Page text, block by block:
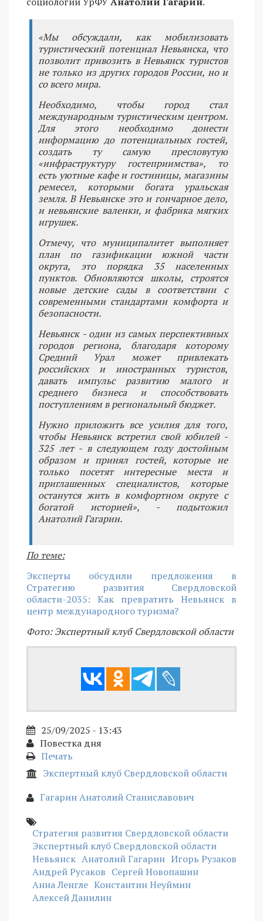
«Мы обсуждали, как мобилизовать
туристический потенциал Невьянска, что
позволит привозить в Невьянск туристов
не только из других городов России, но и
со всего мира.
Необходимо, чтобы город стал
международным туристическим центром.
Для этого необходимо донести
информацию до потенциальных гостей,
создать ту самую пресловутую
«инфраструктуру гостеприимства», то
есть уютные кафе и гостиницы, магазины
ремесел, которыми богата уральская
земля. В Невьянске это и гончарное дело,
и невьянские валенки, и фабрика мягких
игрушек.
Отмечу, что муниципалитет выполняет
план по газификации южной части
округа, это порядка 35 населенных
пунктов. Обновляются школы, строятся
новые детские сады в соответствии с
современными стандартами комфорта и
безопасности.
Невьянск - один из самых перспективных
городов региона, благодаря которому
Средний Урал может привлекать
российских и иностранных туристов,
давать импульс развитию малого и
среднего бизнеса и способствовать
поступлениям в региональный бюджет.
Нужно приложить все усилия для того,
чтобы Невьянск встретил свой юбилей -
325 лет - в следующем году достойным
образом и принял гостей, которые не
только посетят интересные места и
приглашенных специалистов, которые
останутся жить в комфортном округе с
богатой историей», - подытожил
Анатолий Гагарин.
По теме:
Эксперты обсудили предложения в
Стратегию развития Свердловской
области-2035: Как превратить Невьянск в
центр международного туризма?
Фото: Экспертный клуб Свердловской области
25/09/2025 - 13:43
Повестка дня
Печать
Экспертный клуб Свердловской области
Гагарин Анатолий Станиславович
Стратегия развития Свердловской области
Экспертный клуб Свердловской области
Невьянск Анатолий Гагарин Игорь Рузаков
Андрей Русаков Сергей Новопашин
Анна Ленгле Константин Неуймин
Алексей Данилин